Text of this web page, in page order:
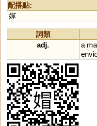
配搭點:
嬋
詞類
adj.
a